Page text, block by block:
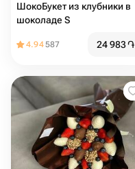
ШокоБукет из клубники в
шоколаде S
4.94587 24 983֏